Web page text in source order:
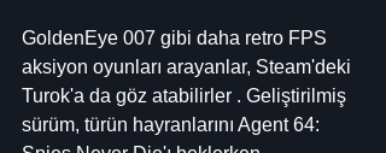
GoldenEye 007 gibi daha retro FPS
aksiyon oyunları arayanlar, Steam'deki
Turok'a da göz atabilirler . Geliştirilmiş
sürüm, türün hayranlarını Agent 64: